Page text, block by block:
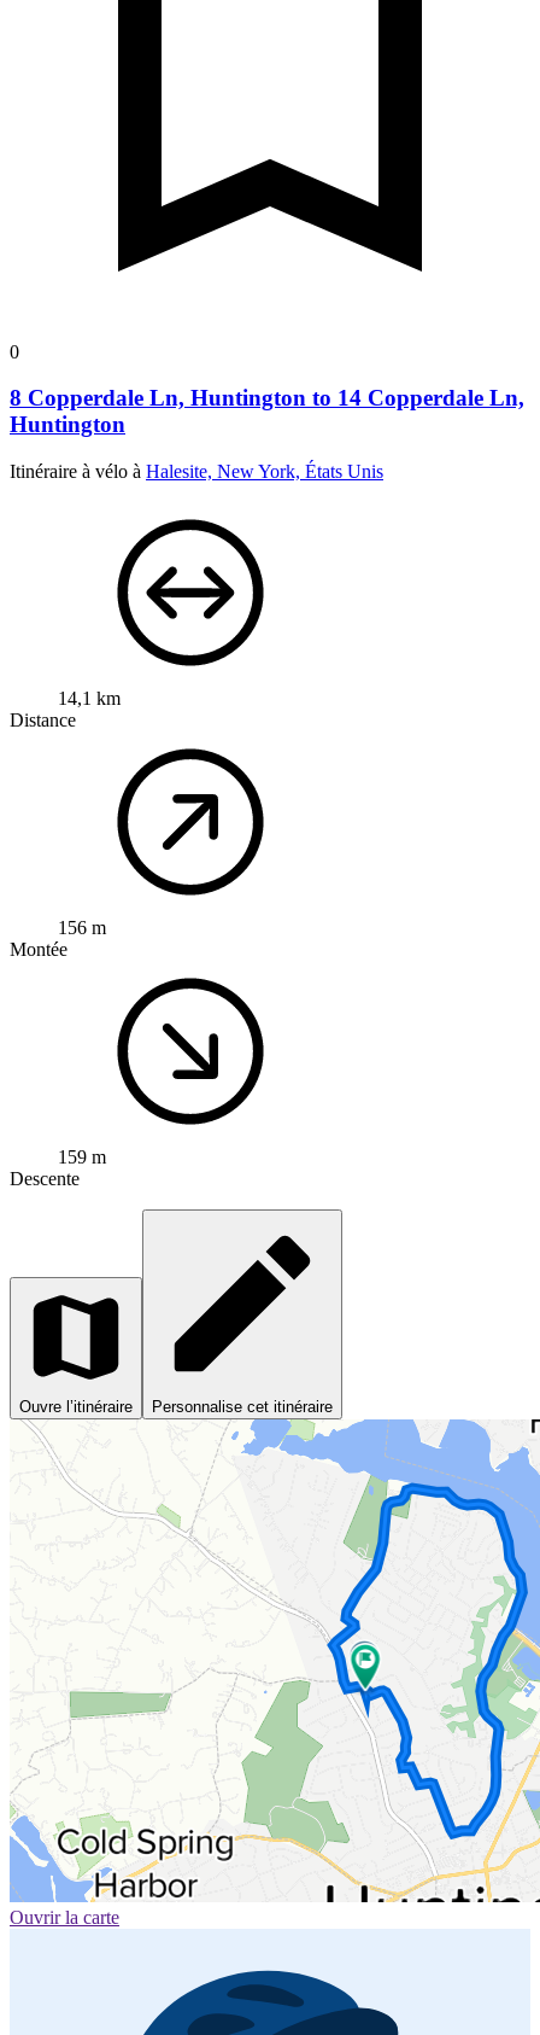
0
8 Copperdale Ln, Huntington to 14 Copperdale Ln,
Huntington
Itinéraire à vélo à Halesite, New York, États Unis
14,1 km
Distance
156 m
Montée
159 m
Descente
Ouvre l’itinéraire Personnalise cet itinéraire
Ouvrir la carte